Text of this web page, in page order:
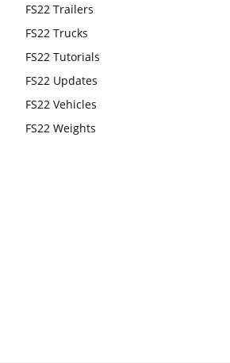
FS22 Trailers
FS22 Trucks
FS22 Tutorials
FS22 Updates
FS22 Vehicles
FS22 Weights